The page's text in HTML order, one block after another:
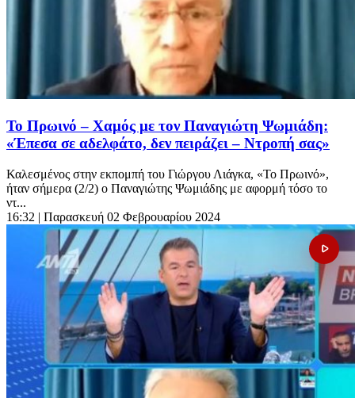
Το Πρωινό – Χαμός με τον Παναγιώτη Ψωμιάδη:
«Έπεσα σε αδελφάτο, δεν πειράζει – Ντροπή σας»
Καλεσμένος στην εκπομπή του Γιώργου Λιάγκα, «Το Πρωινό»,
ήταν σήμερα (2/2) ο Παναγιώτης Ψωμιάδης με αφορμή τόσο το
ντ...
16:32 | Παρασκευή 02 Φεβρουαρίου 2024